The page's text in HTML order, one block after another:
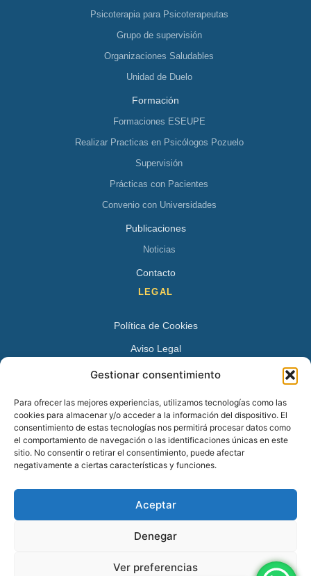
Gestionar consentimiento
Para ofrecer las mejores experiencias, utilizamos tecnologías como las
cookies para almacenar y/o acceder a la información del dispositivo. El
consentimiento de estas tecnologías nos permitirá procesar datos como
el comportamiento de navegación o las identificaciones únicas en este
sitio. No consentir o retirar el consentimiento, puede afectar
negativamente a ciertas características y funciones.
Aceptar
Denegar
Ver preferencias
Psicoterapia para Psicoterapeutas
Grupo de supervisión
Organizaciones Saludables
Unidad de Duelo
Formación
Formaciones ESEUPE
Realizar Practicas en Psicólogos Pozuelo
Supervisión
Prácticas con Pacientes
Convenio con Universidades
Publicaciones
Noticias
Contacto
LEGAL
Política de Cookies
Aviso Legal
Política de Privacidad
Avenida Juan XXIII 15 B 28224 – Pozuelo de Alarcón,
Madrid
Tel:+34 913527728
+34 669 83 48 45
info@psicologospozuelo.es